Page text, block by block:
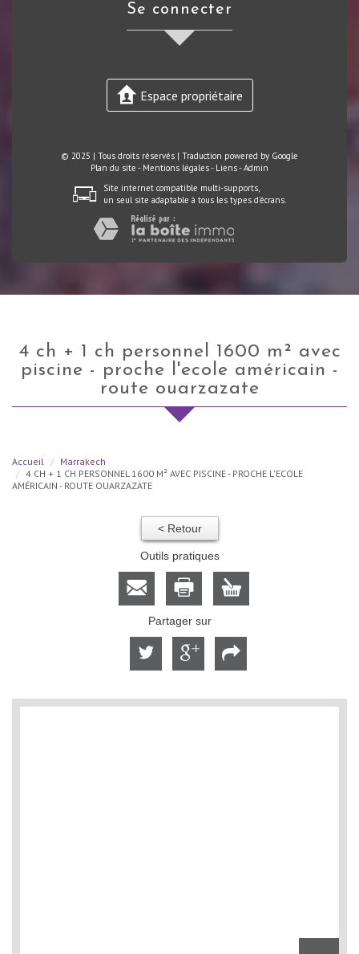
se connecter
Espace propriétaire
© 2025 | Tous droits réservés | Traduction powered by Google
Plan du site - Mentions légales- Liens-Admin
Site internet compatible multi-supports,
un seul site adaptable à tous les types d'écrans.
4 ch + 1 ch personnel 1600 m² avec
piscine - proche l'ecole américain -
route ouarzazate
Accueil
Marrakech
4 CH + 1 CH PERSONNEL 1600 M² AVEC PISCINE - PROCHE L'ECOLE
AMÉRICAIN - ROUTE OUARZAZATE
< Retour
Outils pratiques
Partager sur